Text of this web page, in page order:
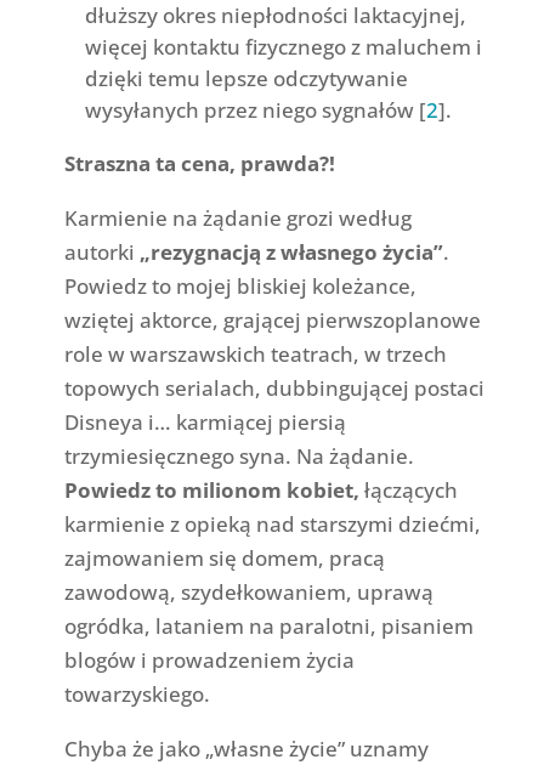
dłuższy okres niepłodności laktacyjnej,
więcej kontaktu fizycznego z maluchem i
dzięki temu lepsze odczytywanie
wysyłanych przez niego sygnałów [2].
Straszna ta cena, prawda?!
Karmienie na żądanie grozi według
autorki „rezygnacją z własnego życia”.
Powiedz to mojej bliskiej koleżance,
wziętej aktorce, grającej pierwszoplanowe
role w warszawskich teatrach, w trzech
topowych serialach, dubbingującej postaci
Disneya i… karmiącej piersią
trzymiesięcznego syna. Na żądanie.
Powiedz to milionom kobiet, łączących
karmienie z opieką nad starszymi dziećmi,
zajmowaniem się domem, pracą
zawodową, szydełkowaniem, uprawą
ogródka, lataniem na paralotni, pisaniem
blogów i prowadzeniem życia
towarzyskiego.
Chyba że jako „własne życie” uznamy